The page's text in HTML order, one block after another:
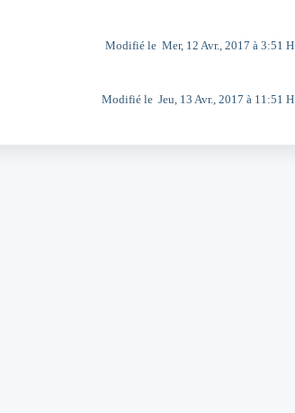
Modifié le Mer, 12 Avr., 2017 à 3:51 H
Modifié le Jeu, 13 Avr., 2017 à 11:51 H